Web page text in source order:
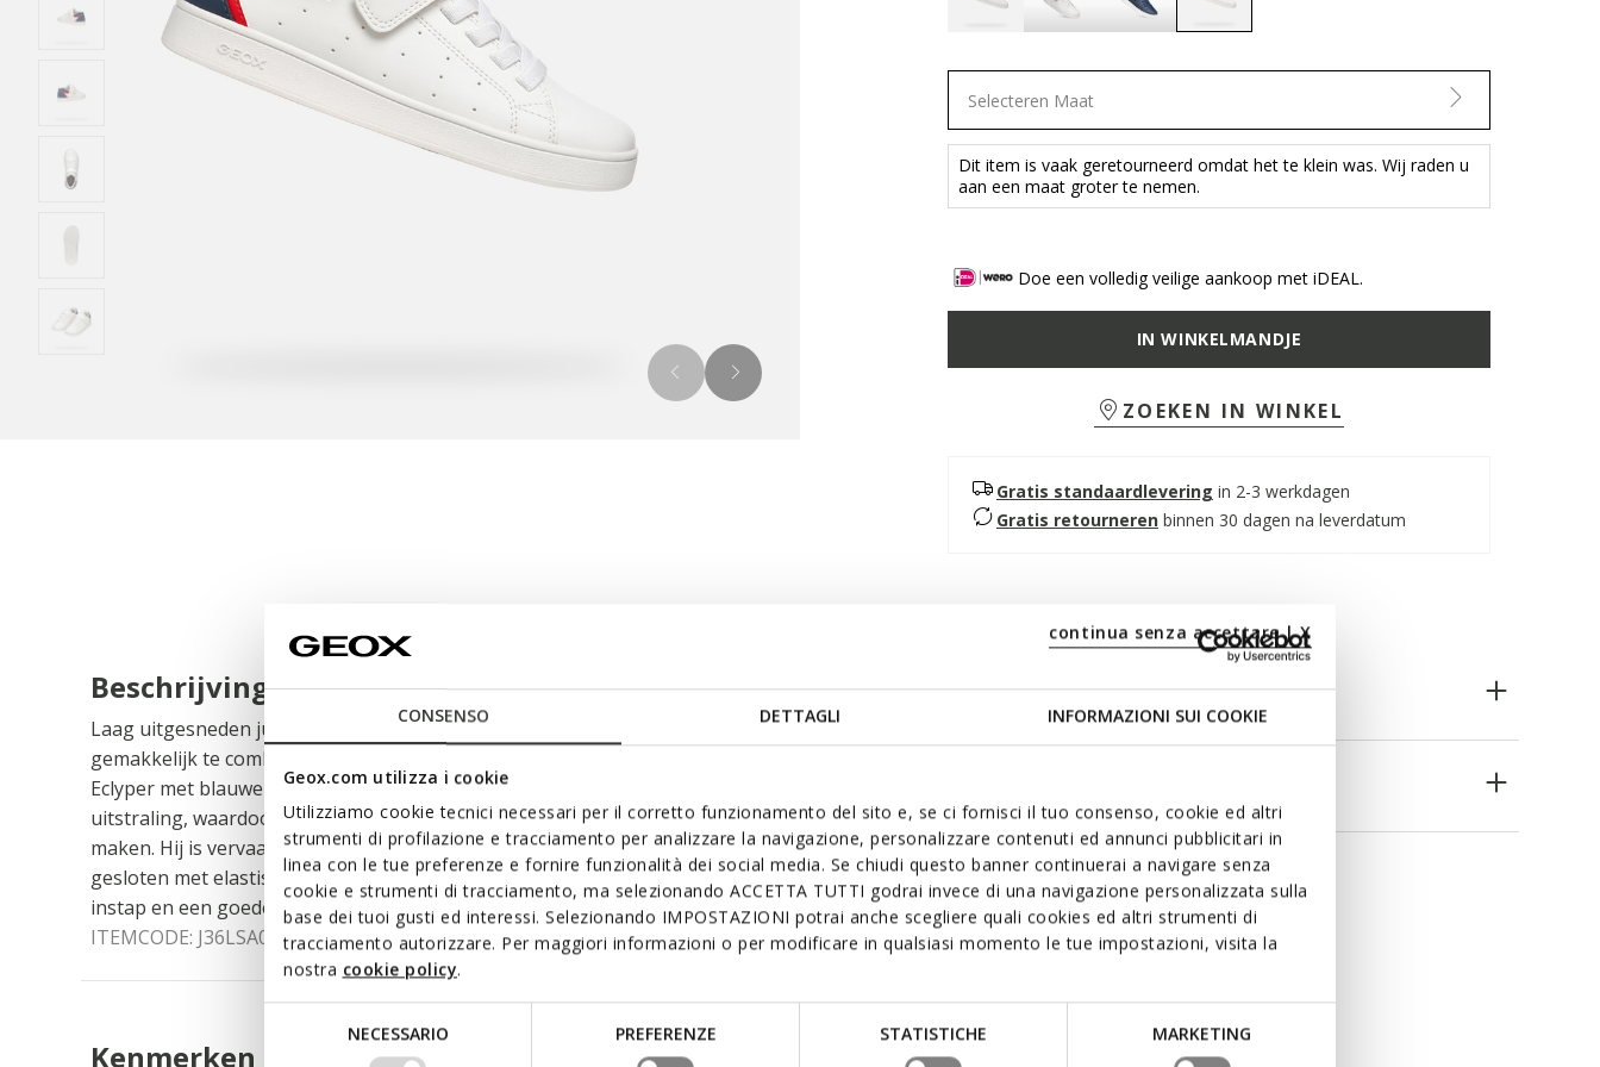
CONSENSO DETTAGLI INFORMAZIONI SUI COOKIE
Geox.com utilizza i cookie
Utilizziamo cookie tecnici necessari per il corretto funzionamento del sito e, se ci fornisci il tuo consenso, cookie ed altri
strumenti di profilazione e tracciamento per analizzare la navigazione, personalizzare contenuti ed annunci pubblicitari in
linea con le tue preferenze e fornire funzionalità dei social media. Se chiudi questo banner continuerai a navigare senza
cookie e strumenti di tracciamento, ma selezionando ACCETTA TUTTI godrai invece di una navigazione personalizzata sulla
base dei tuoi gusti ed interessi. Selezionando IMPOSTAZIONI potrai anche scegliere quali cookies ed altri strumenti di
tracciamento autorizzare. Per maggiori informazioni o per modificare in qualsiasi momento le tue impostazioni, visita la
nostra cookie policy.
NECESSARIO PREFERENZE STATISTICHE MARKETING
continua senza accettare | X
Selecteren Maat
Dit item is vaak geretourneerd omdat het te klein was. Wij raden u
aan een maat groter te nemen.
Doe een volledig veilige aankoop met iDEAL.
IN WINKELMANDJE
ZOEKEN IN WINKEL
Gratis standaardlevering in 2-3 werkdagen
Gratis retourneren binnen 30 dagen na leverdatum
Beschrijving
Laag uitgesneden junior sneaker met een casual uitstraling en een
gemakkelijk te combineren tennisbaan-esthetiek. Deze witte versie van
Eclyper met blauwe details heeft een strak silhouet en een sportieve
uitstraling, waardoor het de ultieme manier is om de dagelijkse outfit af te
maken. Hij is vervaardigd uit een materiaal met leerlook en stof en wordt
gesloten met elastische veters en een klittenbandsluiting voor een praktische
instap en een goede pasvorm.
ITEMCODE: J36LSA000BCC0006
Kenmerken
Materialen